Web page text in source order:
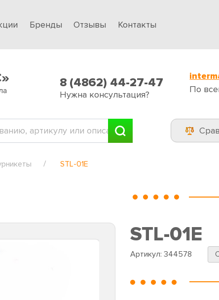
Бренды Отзывы Контакты
8 (4862) 44-27-47
Нужна консультация?
По
STL-01E
STL-01E
Артикул: 344578